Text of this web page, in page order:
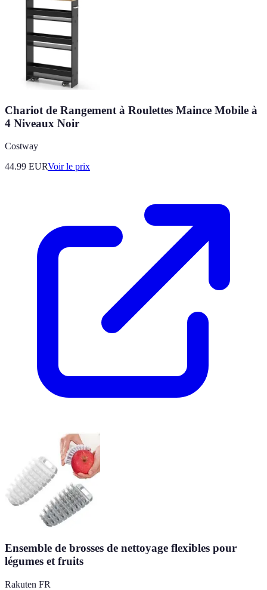
Chariot de Rangement à Roulettes Maince Mobile à
4 Niveaux Noir
Costway
44.99 EURVoir le prix
Ensemble de brosses de nettoyage flexibles pour
légumes et fruits
Rakuten FR